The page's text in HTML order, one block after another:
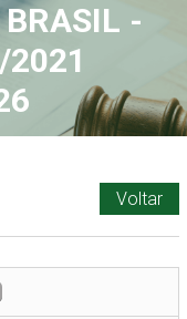
-
Voltar